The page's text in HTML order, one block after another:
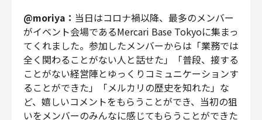
@moriya： 当日はコロナ禍以降、最多のメンバー
がイベント会場であるMercari Base Tokyoに集まっ
てくれました。参加したメンバーからは「業務では
全く関わることがない人と話せた」「普段、接する
ことがない経営陣とゆっくりコミュニケーションす
ることができた」「メルカリの歴史を知れた」な
ど、嬉しいコメントをもらうことができ、当初の狙
いをメンバーのみんなに感じてもらうことができた